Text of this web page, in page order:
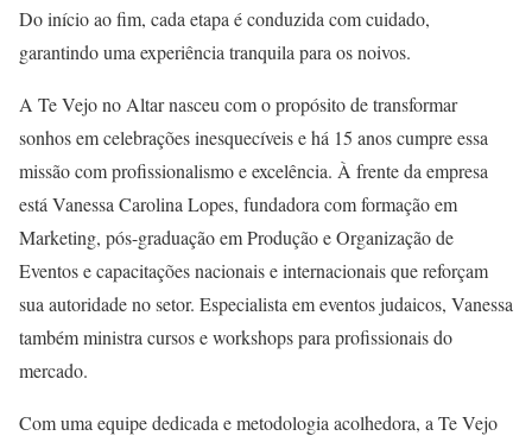
Do início ao fim, cada etapa é conduzida com cuidado,
garantindo uma experiência tranquila para os noivos.
A Te Vejo no Altar nasceu com o propósito de transformar
sonhos em celebrações inesquecíveis e há 15 anos cumpre essa
missão com profissionalismo e excelência. À frente da empresa
está Vanessa Carolina Lopes, fundadora com formação em
Marketing, pós-graduação em Produção e Organização de
Eventos e capacitações nacionais e internacionais que reforçam
sua autoridade no setor. Especialista em eventos judaicos, Vanessa
também ministra cursos e workshops para profissionais do
mercado.
Com uma equipe dedicada e metodologia acolhedora, a Te Vejo